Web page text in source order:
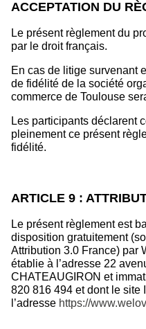
ACCEPTATION DU
Le présent règlement du
par le droit français.
En cas de litige survenant
de fidélité de la société
commerce de Toulouse
Les participants déclarent
pleinement ce présent
fidélité.
ARTICLE 9 :
Le présent règlement est
disposition gratuitement
Attribution 3.0 France) par
établie à l’adresse 22
CHATEAUGIRON et
820 816 494 et dont le site
l’adresse https://